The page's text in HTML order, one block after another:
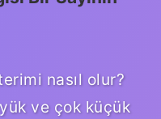
nasıl olur?
ve çok küçük